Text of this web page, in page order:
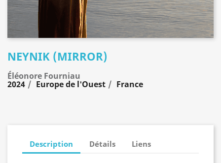
NEYNIK (MIRROR)
Éléonore Fourniau
2024 Europe de l'Ouest France
Description Détails Liens